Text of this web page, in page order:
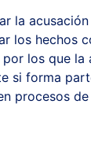
la
los hechos
los que la
si forma
procesos